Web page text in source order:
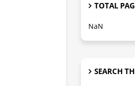
TOTAL
NaN
SEARCH